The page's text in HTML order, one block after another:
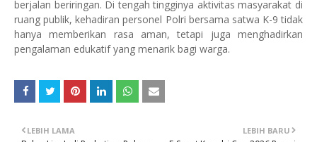
berjalan beriringan. Di tengah tingginya aktivitas masyarakat di
ruang publik, kehadiran personel Polri bersama satwa K-9 tidak
hanya memberikan rasa aman, tetapi juga menghadirkan
pengalaman edukatif yang menarik bagi warga.
LEBIH BARU
LEBIH LAMA